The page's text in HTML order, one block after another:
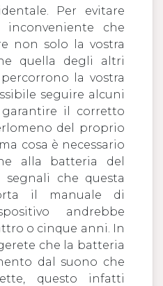
Per evitare
inconveniente che
non solo la vostra
quella degli altri
la vostra
seguire alcuni
il corretto
del proprio
cosa è necessario
alla batteria del
segnali che questa
il manuale di
andrebbe
o cinque anni. In
che la batteria
dal suono che
questo infatti